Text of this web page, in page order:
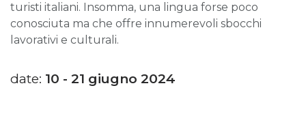
turisti italiani. Insomma, una lingua forse poco
conosciuta ma che offre innumerevoli sbocchi
lavorativi e culturali.
date: 10 - 21 giugno 2024